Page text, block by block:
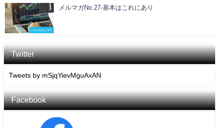
バックナンバー
メルマガNo.27-基本はこれにあり
Twitter
Tweets by mSjqYievMguAxAN
Facebook